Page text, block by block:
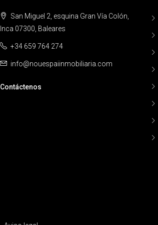
San Miguel 2, esquina Gran Vía Colón,
Inca 07300, Baleares
+34 659 764 274
info@nouespaiinmobiliaria.com
Contáctenos